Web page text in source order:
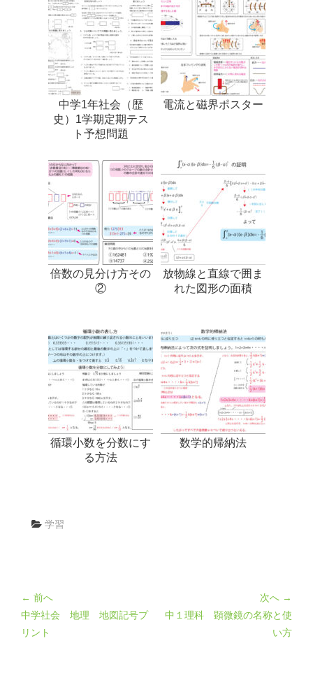
中学1年社会（歴
史）1学期定期テス
ト予想問題
電流と磁界ポスター
倍数の見分け方その
②
放物線と直線で囲ま
れた図形の面積
循環小数を分数にす
る方法
数学的帰納法
学習
← 前へ
中学社会 地理 地図記号プ
リント
次へ →
中１理科 顕微鏡の名称と使
い方